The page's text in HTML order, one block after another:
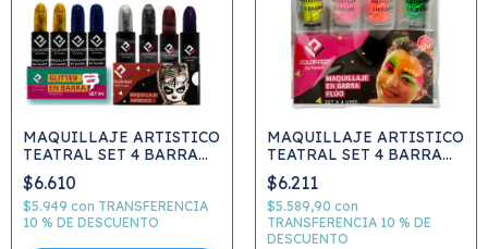
MAQUILLAJE ARTISTICO
TEATRAL SET 4 BARRA
GLITTER 4 GRS C.748
$6.610
$5.949 con TRANSFERENCIA
10 % DE DESCUENTO
MAQUILLAJE ARTISTICO
TEATRAL SET 4 BARRA
FLUO 4 GRS C.758
$6.211
$5.589,90 con
TRANSFERENCIA 10 % DE
DESCUENTO